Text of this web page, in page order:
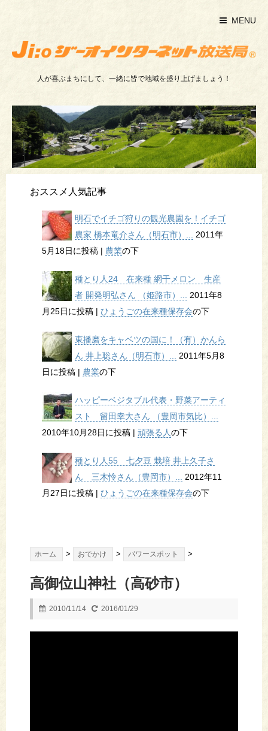
MENU
人が喜ぶまちにして、一緒に皆で地域を盛り上げましょう！
おススメ人気記事
明石でイチゴ狩りの観光農園を！イチゴ
農家 橋本竜介さん（明石市）... 2011年
5月18日に投稿 | 農業の下
種とり人24 在来種 網干メロン 生産
者 開発明弘さん （姫路市）... 2011年8
月25日に投稿 | ひょうごの在来種保存会の下
東播磨をキャベツの国に！（有）かんら
ん 井上聡さん（明石市）... 2011年5月8
日に投稿 | 農業の下
ハッピーベジタブル代表・野菜アーティ
スト 留田幸大さん （豊岡市気比）...
2010年10月28日に投稿 | 頑張る人の下
種とり人55 七夕豆 栽培 井上久子さ
ん 三木怜さん（豊岡市）... 2012年11
月27日に投稿 | ひょうごの在来種保存会の下
ホーム > おでかけ > パワースポット >
高御位山神社（高砂市）
2010/11/14 2016/01/29